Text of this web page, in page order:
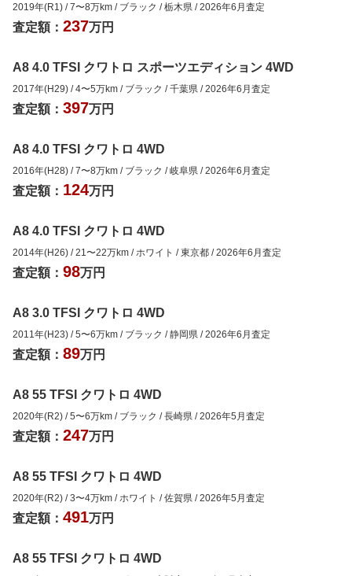
2019年(R1) /7〜8万km / ブラック /栃木県 /2026年6月査定
査定額： 237万円
A8 4.0 TFSI クワトロ スポーツエディション 4WD
2017年(H29) /4〜5万km / ブラック /千葉県 /2026年6月査定
査定額： 397万円
A8 4.0 TFSI クワトロ 4WD
2016年(H28) /7〜8万km / ブラック /岐阜県 /2026年6月査定
査定額： 124万円
A8 4.0 TFSI クワトロ 4WD
2014年(H26) /21 〜22万km / ホワイト /東京都 /2026年6月査定
査定額： 98万円
A8 3.0 TFSI クワトロ 4WD
2011年(H23) /5〜6万km / ブラック /静岡県 /2026年6月査定
査定額： 89万円
A8 55 TFSI クワトロ 4WD
2020年(R2) /5〜6万km / ブラック /長崎県 /2026年5月査定
査定額： 247万円
A8 55 TFSI クワトロ 4WD
2020年(R2) /3〜4万km / ホワイト /佐賀県 /2026年5月査定
査定額： 491万円
A8 55 TFSI クワトロ 4WD